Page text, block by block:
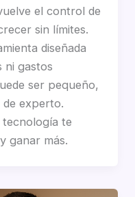
el control de
sin límites.
diseñada
ni gastos
ser pequeño,
experto.
tecnología te
ganar más.